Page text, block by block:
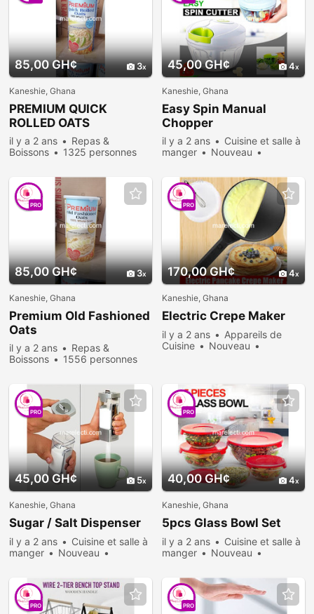
85,00 GH¢ 3
Kaneshie, Ghana
PREMIUM QUICK
ROLLED OATS
il y a 2 ans
Repas &
Boissons
1325 personnes
45,00 GH¢ 4
Kaneshie, Ghana
Easy Spin Manual
Chopper
il y a 2 ans
Cuisine et salle à
manger
Nouveau
consultées
85,00 GH¢ 3
PRO
Kaneshie, Ghana
Premium Old Fashioned
Oats
il y a 2 ans
Repas &
Boissons
1556 personnes
170,00 GH¢ 4
PRO
Kaneshie, Ghana
Electric Crepe Maker
il y a 2 ans
Appareils de
Cuisine
Nouveau
45,00 GH¢ 5
PRO
Kaneshie, Ghana
Sugar / Salt Dispenser
il y a 2 ans
Cuisine et salle à
manger
Nouveau
40,00 GH¢ 4
PRO
Kaneshie, Ghana
5pcs Glass Bowl Set
il y a 2 ans
Cuisine et salle à
manger
Nouveau
consultées
PRO PRO